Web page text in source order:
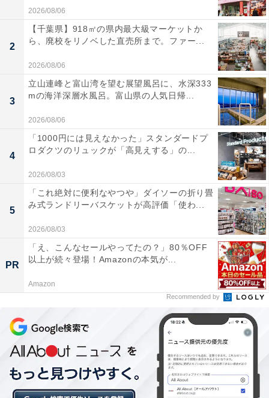
2026/08/06
2
【千葉県】918㎡の県内最大級マーケットか
ら、廃校をリノベした直売所まで。ファー...
2026/08/06
3
立山連峰と富山湾を望む展望風呂に、水深333
mの海洋深層水風呂。富山県の人気日帰...
2026/08/06
4
「1000円には見えなかった」スタンダードプ
ロダクツのリュックが「高見えする」の...
2026/08/03
5
「これ絶対に便利なやつや」ダイソーの折り畳
み式ランドリーバスケットが高評価「使わ...
2026/08/03
PR
「え、こんなセールやってたの？」80％OFF
以上が続々登場！Amazonの本気が...
Amazon
Recommended by